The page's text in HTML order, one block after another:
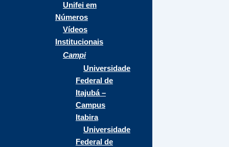
Unifei em
Números
Vídeos
Institucionais
Campi
Universidade
Federal de
Itajubá –
Campus
Itabira
Universidade
Federal de